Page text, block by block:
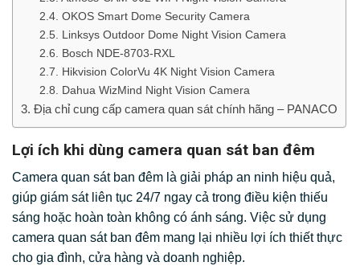
OKOS Smart Dome Security Camera
Linksys Outdoor Dome Night Vision Camera
Bosch NDE-8703-RXL
Hikvision ColorVu 4K Night Vision Camera
Dahua WizMind Night Vision Camera
Địa chỉ cung cấp camera quan sát chính hãng – PANACO
Lợi ích khi dùng camera quan sát ban đêm
Camera quan sát ban đêm là giải pháp an ninh hiệu quả,
giúp giám sát liên tục 24/7 ngay cả trong điều kiện thiếu
sáng hoặc hoàn toàn không có ánh sáng. Việc sử dụng
camera quan sát ban đêm mang lại nhiều lợi ích thiết thực
cho gia đình, cửa hàng và doanh nghiệp.